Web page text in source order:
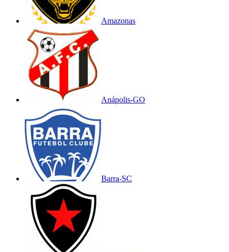
Amazonas
Anápolis-GO
Barra-SC